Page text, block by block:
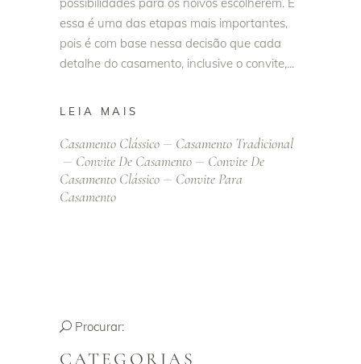
essa é uma das etapas mais importantes,
pois é com base nessa decisão que cada
detalhe do casamento, inclusive o convite,
LEIA MAIS
Casamento Clássico
Casamento Tradicional
Convite De Casamento
Convite De
Casamento Clássico
Convite Para
Casamento
Procurar:
CATEGORIAS